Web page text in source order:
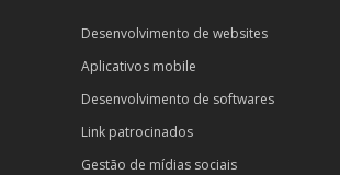
Desenvolvimento de websites
Aplicativos mobile
Desenvolvimento de softwares
Link patrocinados
Gestão de mídias sociais